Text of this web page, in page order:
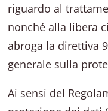
riguardo al
nonché alla libera
abroga la direttiva
generale sulla
Ai sensi del